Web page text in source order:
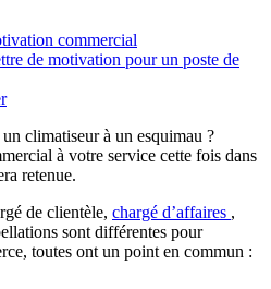
commercial
de motivation pour un poste de
climatiseur à un esquimau ?
à votre service cette fois dans
retenue.
de clientèle, chargé d’affaires ,
sont différentes pour
toutes ont un point en commun :